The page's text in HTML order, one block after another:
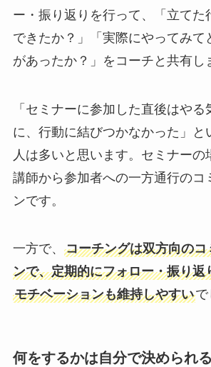
ー・振り返りを行って、「立てた
できたか？」「実際にやってみて
があったか？」をコーチと共有し
「セミナーに参加した直後はや
に、行動に結びつかなかった」と
人は多いと思います。セミナーの
講師から参加者への一方通行のコ
ンです。
一方で、 コーチングは双方向の
ンで、定期的にフォロー・振り返
モチベーションも維持しやすいで
何をするかは自分で決められる